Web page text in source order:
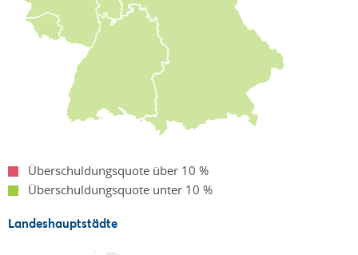
Überschuldungsquote über 10 %
Überschuldungsquote unter 10 %
Landeshauptstädte